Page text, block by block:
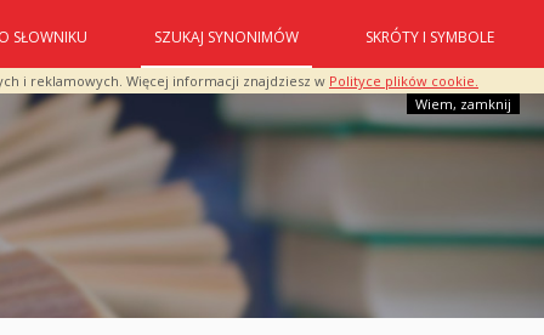
i reklamowych. Więcej informacji znajdziesz w Polityce plików cookie.
Wiem, zamknij
O SŁOWNIKU SZUKAJ SYNONIMÓW SKRÓTY I SYMBOLE